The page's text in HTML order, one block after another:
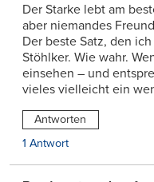
Der Starke lebt am
aber niemandes
Der beste Satz, den
Stöhlker. Wie wahr.
einsehen – und
vieles vielleicht ein
Antworten
1 Antwort